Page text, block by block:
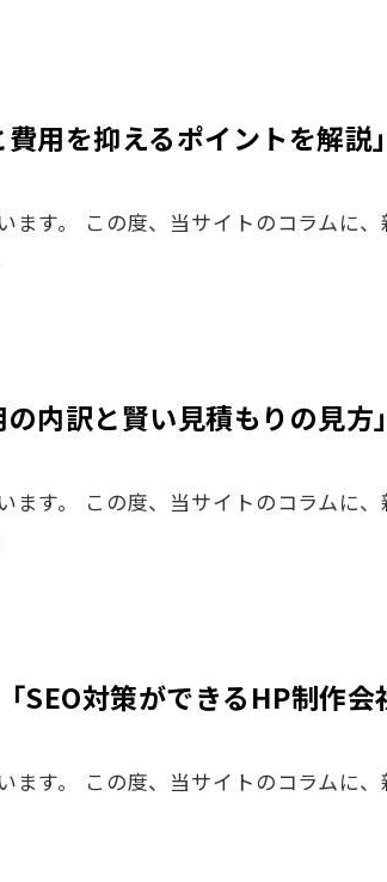
用を抑えるポイントを解説
す。 この度、当サイトのコラムに
内訳と賢い見積もりの見方
す。 この度、当サイトのコラムに
SEO対策ができるHP制作会
す。 この度、当サイトのコラムに